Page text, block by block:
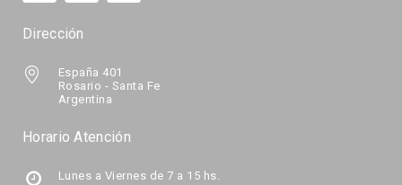
Dirección
España 401
Rosario - Santa Fe
Argentina
Horario Atención
Lunes a Viernes de 7 a 15 hs.